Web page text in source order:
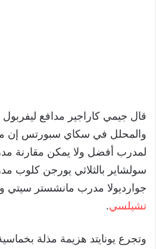
قال جيمي كاراجير مدافع
والمحلل في سكاي سبورتس إن
لمدرب أفضل ولا يمكن مقارنة
سولشاير بالثلاثي يورجن كلوب
جوارديولا مدرب مانشستر
تشيلسي.
وتجرع يونايتد هزيمة مذلة